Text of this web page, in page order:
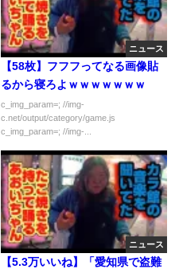
ニュース
【58枚】フフフってなる画像貼
るから寝ろよｗｗｗｗｗｗｗ
c_img_param=; //img-
c.net/output/category/game.js
c_img_param=; //img-...
ニュース
【5.3万いいね】「愛知県で盗難